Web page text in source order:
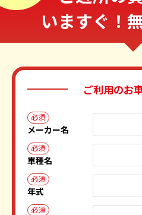
いますぐ！
ご利用のお
必須
メーカー名
必須
車種名
必須
年式
必須